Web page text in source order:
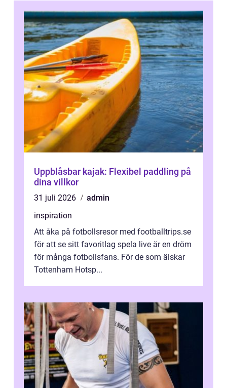
Uppblåsbar kajak: Flexibel paddling på
dina villkor
31 juli 2026
admin
inspiration
Att åka på fotbollsresor med footballtrips.se
för att se sitt favoritlag spela live är en dröm
för många fotbollsfans. För de som älskar
Tottenham Hotsp...